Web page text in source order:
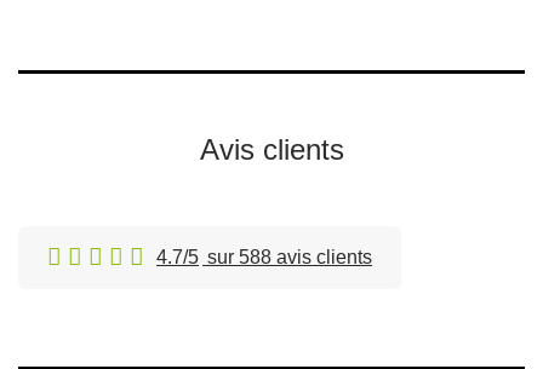
Avis clients
4.7/5 sur 588 avis clients